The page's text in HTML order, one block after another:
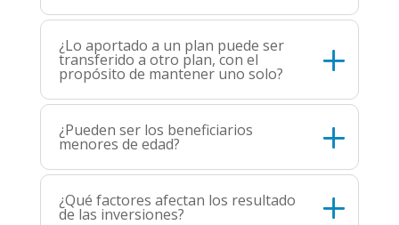
¿Lo aportado a un plan puede ser
transferido a otro plan, con el
propósito de mantener uno solo?
¿Pueden ser los beneficiarios
menores de edad?
¿Qué factores afectan los resultado
de las inversiones?